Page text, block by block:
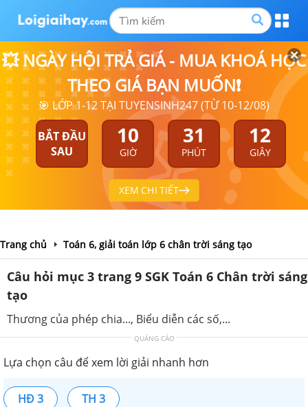
💥 NGÀY HỘI TRẢ GIÁ - MUA KHOÁ HỌC
THEO GIÁ BẠN MUỐN❗
🎯 LỚP 1-12 TẠI TUYENSINH247 (TỪ 10-12/08)
BẮT ĐẦU
SAU
10
GIỜ
31
PHÚT
11
GIÂY
XEM CHI TIẾT
Trang chủ Toán 6, giải toán lớp 6 chân trời sáng tạo
Câu hỏi mục 3 trang 9 SGK Toán 6 Chân trời sáng
tạo
Thương của phép chia..., Biểu diễn các số,...
QUẢNG CÁO
Lựa chọn câu để xem lời giải nhanh hơn
HĐ 3 TH 3